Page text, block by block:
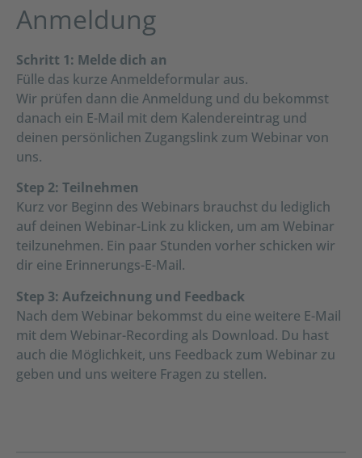
Anmeldung
Schritt 1: Melde dich an
Fülle das kurze Anmeldeformular aus.
Wir prüfen dann die Anmeldung und du bekommst
danach ein E-Mail mit dem Kalendereintrag und
deinen persönlichen Zugangslink zum Webinar von
uns.
Step 2: Teilnehmen
Kurz vor Beginn des Webinars brauchst du lediglich
auf deinen Webinar-Link zu klicken, um am Webinar
teilzunehmen. Ein paar Stunden vorher schicken wir
dir eine Erinnerungs-E-Mail.
Step 3: Aufzeichnung und Feedback
Nach dem Webinar bekommst du eine weitere E-Mail
mit dem Webinar-Recording als Download. Du hast
auch die Möglichkeit, uns Feedback zum Webinar zu
geben und uns weitere Fragen zu stellen.